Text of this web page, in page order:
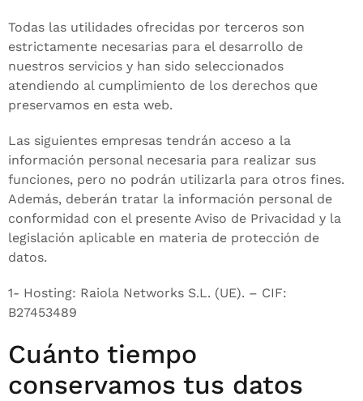
Todas las utilidades ofrecidas por terceros son
estrictamente necesarias para el desarrollo de
nuestros servicios y han sido seleccionados
atendiendo al cumplimiento de los derechos que
preservamos en esta web.
Las siguientes empresas tendrán acceso a la
información personal necesaria para realizar sus
funciones, pero no podrán utilizarla para otros fines.
Además, deberán tratar la información personal de
conformidad con el presente Aviso de Privacidad y la
legislación aplicable en materia de protección de
datos.
1- Hosting: Raiola Networks S.L. (UE). – CIF:
B27453489
Cuánto tiempo
conservamos tus datos